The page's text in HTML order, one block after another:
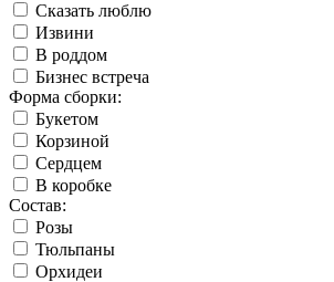
Сказать люблю
Извини
В роддом
Бизнес встреча
Форма сборки:
Букетом
Корзиной
Сердцем
В коробке
Состав:
Розы
Тюльпаны
Орхидеи